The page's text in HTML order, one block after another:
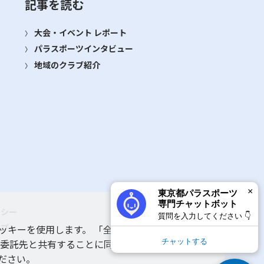
記事を読む
大会・イベント レポート
パラスポーツインタビュー
地域のクラブ紹介
ーを使用します。 「全てのクッキーを許可す
託先と共有することに同意いただいたものとみ
さい。
東京都パラスポーツ
専門チャットボット
質問を入力してください 👇
チャットする
×